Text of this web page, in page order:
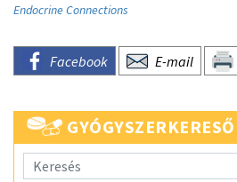
Endocrine Connections
Facebook E-mail
GYÓGYSZERKERESŐ